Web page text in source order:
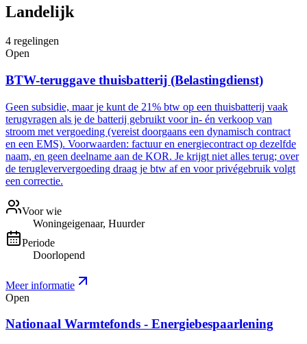
Landelijk
4 regelingen
Open
BTW-teruggave thuisbatterij (Belastingdienst)
Geen subsidie, maar je kunt de 21% btw op een thuisbatterij vaak
terugvragen als je de batterij gebruikt voor in- én verkoop van
stroom met vergoeding (vereist doorgaans een dynamisch contract
en een EMS). Voorwaarden: factuur en energiecontract op dezelfde
naam, en geen deelname aan de KOR. Je krijgt niet alles terug; over
de terugleververgoeding draag je btw af en voor privégebruik volgt
een correctie.
Voor wie
Woningeigenaar, Huurder
Periode
Doorlopend
Meer informatie
Open
Nationaal Warmtefonds - Energiebespaarlening